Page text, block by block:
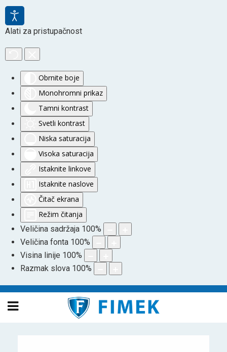
Alati za pristupačnost
Obrnite boje
Monohromni prikaz
Tamni kontrast
Svetli kontrast
Niska saturacija
Visoka saturacija
Istaknite linkove
Istaknite naslove
Čitač ekrana
Režim čitanja
Veličina sadržaja 100%
Veličina fonta 100%
Visina linije 100%
Razmak slova 100%